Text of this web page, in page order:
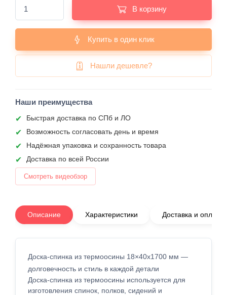
В корзину
Купить в один клик
Нашли дешевле?
Наши преимущества
Быстрая доставка по СПб и ЛО
Возможность согласовать день и время
Надёжная упаковка и сохранность товара
Доставка по всей России
Смотреть видеобзор
Описание Характеристики Доставка и оплата
Доска-спинка из термоосины 18×40x1700 мм —
долговечность и стиль в каждой детали
Доска-спинка из термоосины используется для
изготовления спинок, полков, сидений и